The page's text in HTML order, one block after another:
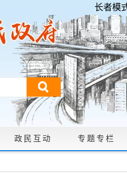
长者模
政民互动 专题专栏